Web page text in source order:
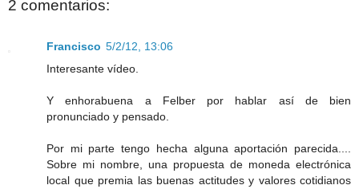
2 comentarios:
Francisco 5/2/12, 13:06
Interesante vídeo.
Y enhorabuena a Felber por hablar así de bien
pronunciado y pensado.
Por mi parte tengo hecha alguna aportación parecida....
Sobre mi nombre, una propuesta de moneda electrónica
local que premia las buenas actitudes y valores cotidianos